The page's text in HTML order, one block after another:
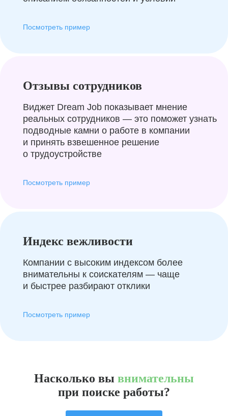
Посмотреть пример
Отзывы сотрудников
Виджет Dream Job показывает мнение
реальных сотрудников — это поможет узнать
подводные камни о работе в компании
и принять взвешенное решение
о трудоустройстве
Посмотреть пример
Индекс вежливости
Компании с высоким индексом более
внимательны к соискателям — чаще
и быстрее разбирают отклики
Посмотреть пример
Насколько вы внимательны
при поиске работы?